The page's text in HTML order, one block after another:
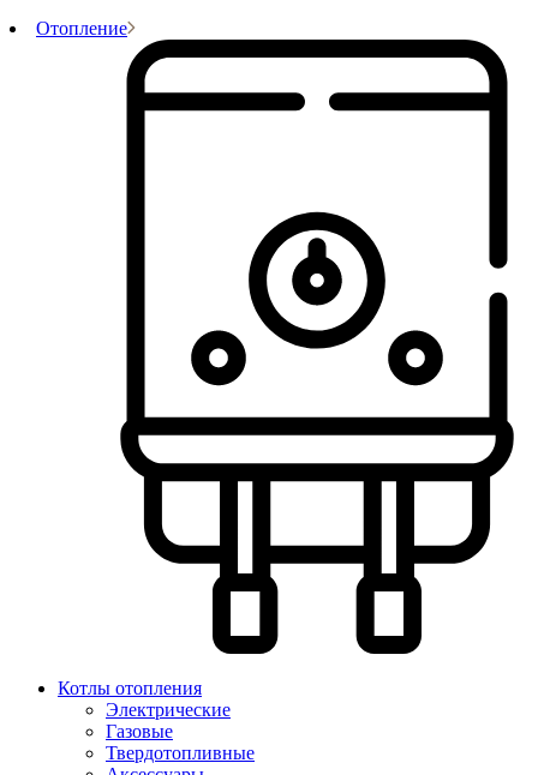
Отопление
Котлы отопления
Электрические
Газовые
Твердотопливные